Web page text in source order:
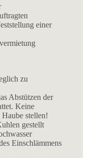
einer
zu
Abstützen der
Keine
stellen!
gestellt
Einschlämmens